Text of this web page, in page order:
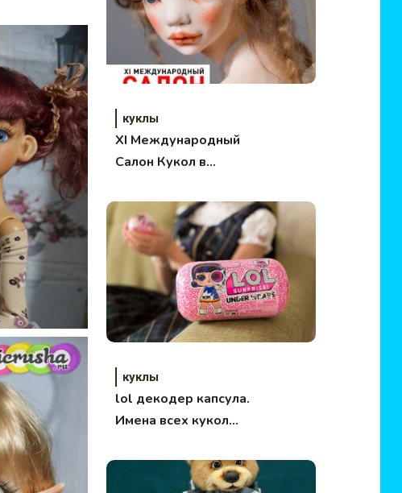
куклы
XI Международный
Салон Кукол в
2015
куклы
lol декодер капсула.
Имена всех кукол